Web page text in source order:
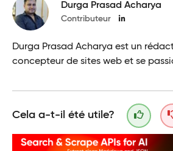
Durga Prasad Acharya
Contributeur
Durga Prasad Acharya est un
concepteur de sites web et se
Cela a-t-il été utile?